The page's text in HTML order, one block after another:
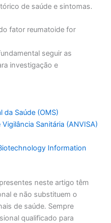
de saúde e sintomas.
fator reumatoide for
seguir as
investigação e
da Saúde (OMS)
Sanitária (ANVISA)
Information
neste artigo têm
e não substituem o
de saúde. Sempre
qualificado para